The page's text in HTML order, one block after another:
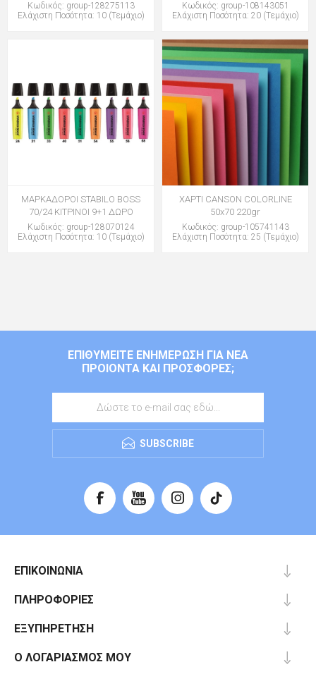
Κωδικός: group-128275113
Ελάχιστη Ποσότητα: 10 (Τεμάχιο)
Κωδικός: group-108143051
Ελάχιστη Ποσότητα: 20 (Τεμάχιο)
ΜΑΡΚΑΔΟΡΟΙ STABILO BOSS
70/24 ΚΙΤΡΙΝΟΙ 9+1 ΔΩΡΟ
Κωδικός: group-128070124
Ελάχιστη Ποσότητα: 10 (Τεμάχιο)
ΧΑΡΤΙ CANSON COLORLINE
50x70 220gr
Κωδικός: group-105741143
Ελάχιστη Ποσότητα: 25 (Τεμάχιο)
ΕΠΙΘΥΜΕΊΤΕ ΕΝΗΜΈΡΩΣΗ ΓΙΑ ΝΈΑ
ΠΡΟΙΌΝΤΑ ΚΑΙ ΠΡΟΣΦΟΡΈΣ;
SUBSCRIBE
ΕΠΙΚΟΙΝΩΝΊΑ
ΠΛΗΡΟΦΟΡΊΕΣ
ΕΞΥΠΗΡΈΤΗΣΗ
Ο ΛΟΓΑΡΙΑΣΜΌΣ ΜΟΥ